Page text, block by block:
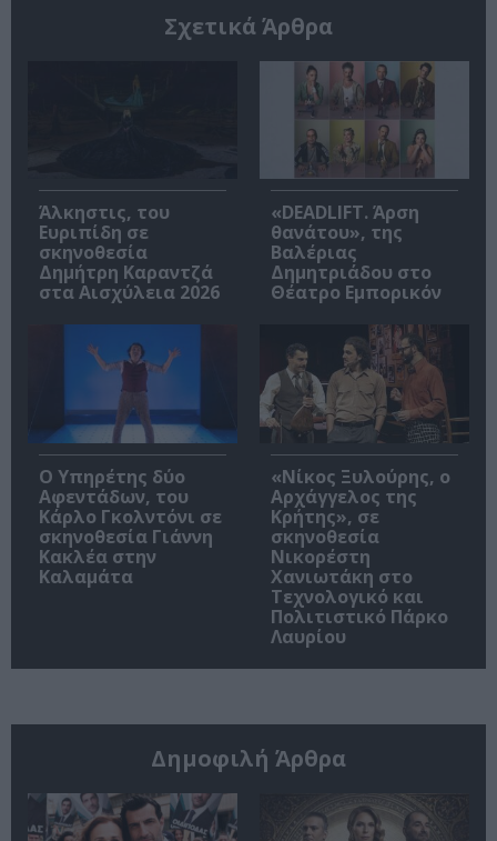
Σχετικά Άρθρα
Άλκηστις, του
Ευριπίδη σε
σκηνοθεσία
Δημήτρη Καραντζά
στα Αισχύλεια 2026
«DEADLIFT. Άρση
θανάτου», της
Βαλέριας
Δημητριάδου στο
Θέατρο Εμπορικόν
Ο Υπηρέτης δύο
Αφεντάδων, του
Κάρλο Γκολντόνι σε
σκηνοθεσία Γιάννη
Κακλέα στην
Καλαμάτα
«Νίκος Ξυλούρης, ο
Αρχάγγελος της
Κρήτης», σε
σκηνοθεσία
Νικορέστη
Χανιωτάκη στο
Τεχνολογικό και
Πολιτιστικό Πάρκο
Λαυρίου
Δημοφιλή Άρθρα